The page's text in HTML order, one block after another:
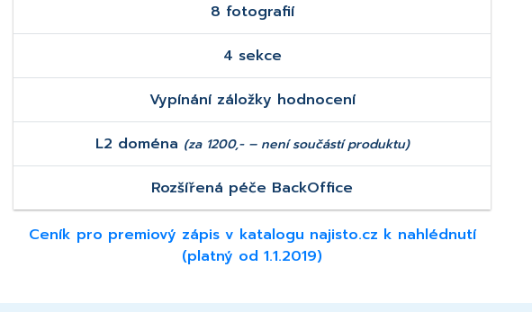
8 fotografií
4 sekce
Vypínání záložky hodnocení
L2 doména (za 1200,- – není součástí produktu)
Rozšířená péče BackOffice
Ceník pro premiový zápis v katalogu najisto.cz k nahlédnutí
(platný od 1.1.2019)